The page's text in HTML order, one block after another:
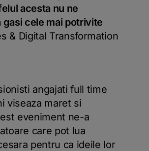
acesta nu ne
cele mai potrivite
& Digital Transformation
angajati full time
viseaza maret si
eveniment ne-a
care pot lua
pentru ca ideile lor